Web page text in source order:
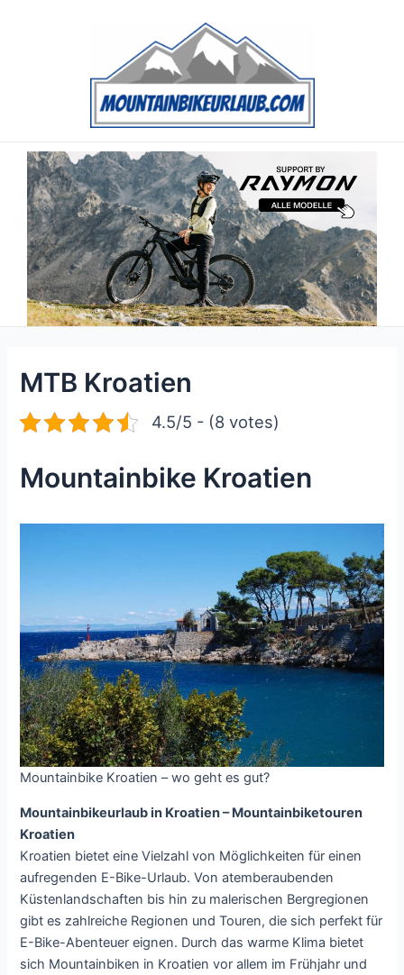
MTB Kroatien
4.5/5 - (8 votes)
Mountainbike Kroatien
Mountainbike Kroatien – wo geht es gut?
Mountainbikeurlaub in Kroatien – Mountainbiketouren
Kroatien
Kroatien bietet eine Vielzahl von Möglichkeiten für einen
aufregenden E-Bike-Urlaub. Von atemberaubenden
Küstenlandschaften bis hin zu malerischen Bergregionen
gibt es zahlreiche Regionen und Touren, die sich perfekt für
E-Bike-Abenteuer eignen. Durch das warme Klima bietet
sich Mountainbiken in Kroatien vor allem im Frühjahr und